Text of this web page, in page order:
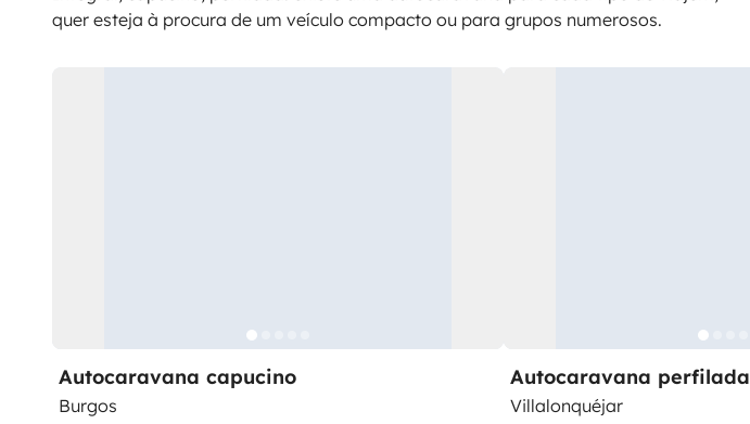
quer esteja à procura de um veículo compacto ou para grupos numerosos.
Autocaravana capucino
Burgos
Autocaravana perfilada
Villalonquéjar